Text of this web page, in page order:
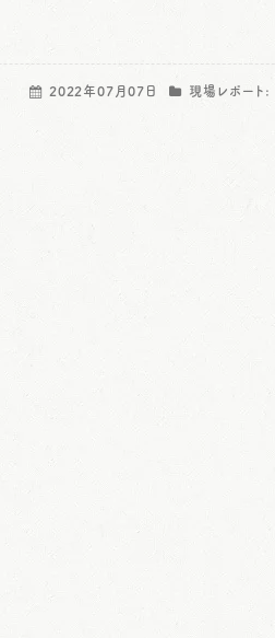
2022年07月07日 現場レポート: